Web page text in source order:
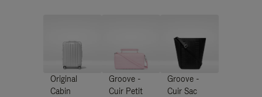
Original
Cabin
Groove -
Cuir Petit
Groove -
Cuir Sac